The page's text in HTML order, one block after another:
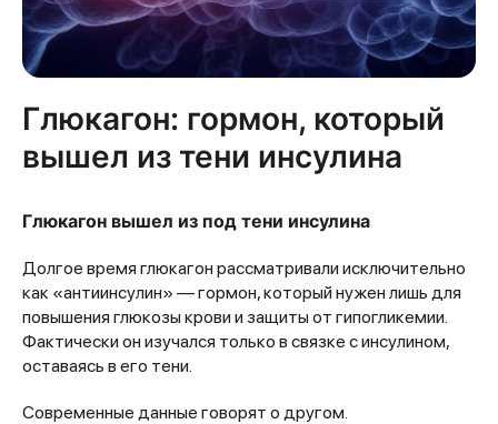
Глюкагон: гормон, который
вышел из тени инсулина
Глюкагон вышел из под тени инсулина
Долгое время глюкагон рассматривали исключительно
как «антиинсулин» — гормон, который нужен лишь для
повышения глюкозы крови и защиты от гипогликемии.
Фактически он изучался только в связке с инсулином,
оставаясь в его тени.
Современные данные говорят о другом.